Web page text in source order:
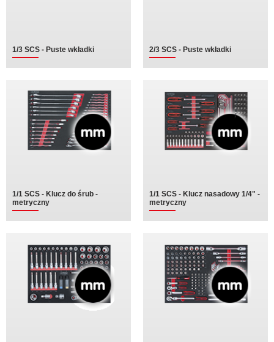
1/3 SCS - Puste wkładki 2/3 SCS - Puste wkładki
1/1 SCS - Klucz do śrub -
metryczny
1/1 SCS - Klucz nasadowy 1/4" -
metryczny